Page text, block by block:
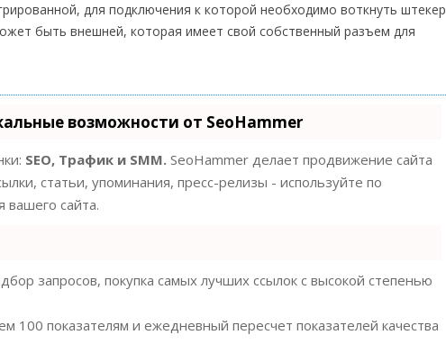
для подключения к которой необходимо воткнуть штекер
быть внешней, которая имеет свой собственный разъем для
возможности от SeoHammer
SEO, Трафик и SMM. SeoHammer делает продвижение сайта
статьи, упоминания, пресс-релизы - используйте по
вашего сайта.
запросов, покупка самых лучших ссылок с высокой степенью
100 показателям и ежедневный пересчет показателей качества